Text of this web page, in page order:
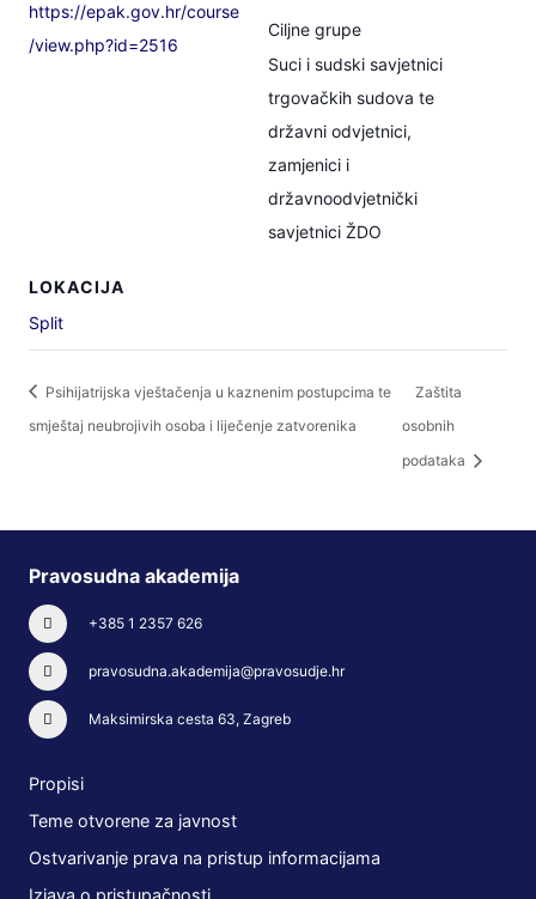
https://epak.gov.hr/course
/view.php?id=2516
LOKACIJA
Split
Ciljne grupe
Suci i sudski savjetnici
trgovačkih sudova te
državni odvjetnici,
zamjenici i
državnoodvjetnički
savjetnici ŽDO
Psihijatrijska vještačenja u kaznenim postupcima te
smještaj neubrojivih osoba i liječenje zatvorenika
Zaštita
osobnih
podataka
Pravosudna akademija
+385 1 2357 626
pravosudna.akademija@pravosudje.hr
Maksimirska cesta 63, Zagreb
Propisi
Teme otvorene za javnost
Ostvarivanje prava na pristup informacijama